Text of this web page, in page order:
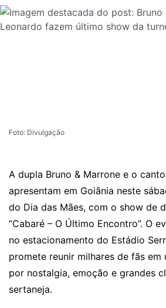
Foto: Divulgação
A dupla Bruno & Marrone e o
apresentam em Goiânia neste
do Dia das Mães, com o show de
“Cabaré – O Último Encontro”. O
no estacionamento do Estádio
promete reunir milhares de fãs em
por nostalgia, emoção e grandes
sertaneja.